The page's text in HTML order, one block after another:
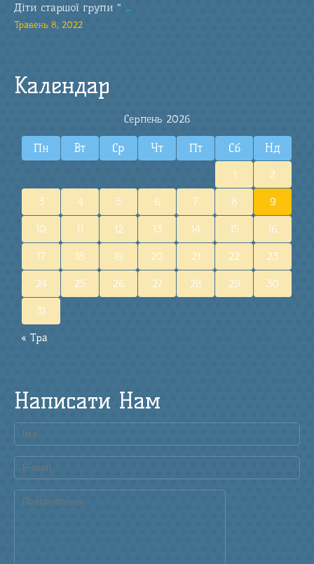
Діти старшої групи “ ...
Травень 8, 2022
Календар
Серпень 2026
Пн Вт Ср Чт Пт Сб Нд
« Тра
1 2
3 4 5 6 7 8 9
10 11 12 13 14 15 16
17 18 19 20 21 22 23
24 25 26 27 28 29 30
31
Написати Нам